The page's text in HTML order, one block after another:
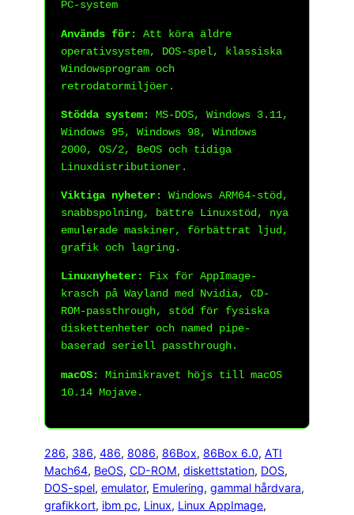
PC-system
Används för:
Att köra äldre
operativsystem, DOS-spel, klassiska
Windowsprogram och
retrodatormiljöer.
Stödda system:
MS-DOS, Windows 3.11,
Windows 95, Windows 98, Windows
2000, OS/2, BeOS och tidiga
Linuxdistributioner.
Viktiga nyheter:
Windows ARM64-stöd,
snabbspolning, bättre Linuxstöd, nya
emulerade maskiner, förbättrat ljud,
grafik och lagring.
Linuxnyheter:
Fix för AppImage-
krasch på Wayland med Nvidia, CD-
ROM-passthrough, stöd för fysiska
diskettenheter och named pipe-
baserad seriell passthrough.
macOS:
Minimikravet höjs till macOS
10.14 Mojave.
286, 386, 486, 8086, 86Box, 86Box 6.0, ATI
Mach64, BeOS, CD-ROM, diskettstation, DOS
DOS-spel, emulator, Emulering, gammal hårdvara
grafikkort, ibm pc, Linux, Linux AppImage